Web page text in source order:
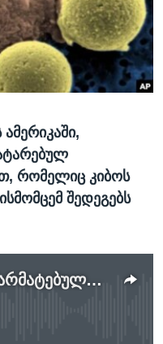
რომელიც კიბოს
შედეგებს
კიბოს მკურნალობის წარმატებული ექსპერიმენტი
available